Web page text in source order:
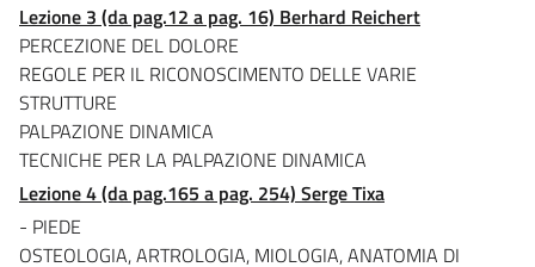
Lezione 3 (da pag.12 a pag. 16) Berhard Reichert
PERCEZIONE DEL DOLORE
REGOLE PER IL RICONOSCIMENTO DELLE VARIE
STRUTTURE
PALPAZIONE DINAMICA
TECNICHE PER LA PALPAZIONE DINAMICA
Lezione 4 (da pag.165 a pag. 254) Serge Tixa
- PIEDE
OSTEOLOGIA, ARTROLOGIA, MIOLOGIA, ANATOMIA DI